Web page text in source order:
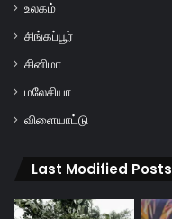
உலகம்
சிங்கப்பூர்
சினிமா
மலேசியா
விளையாட்டு
Last Modified Posts